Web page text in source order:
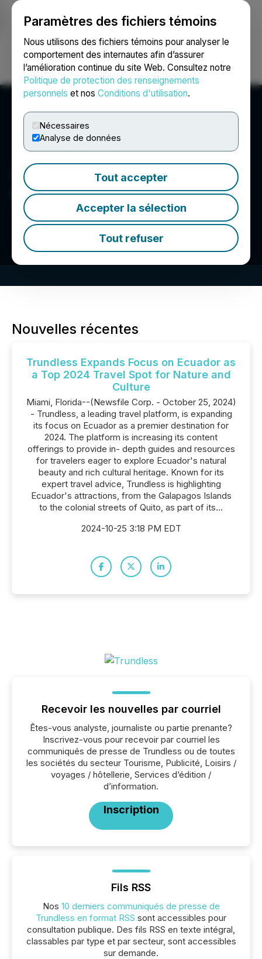
Paramètres des fichiers témoins
Nous utilisons des fichiers témoins pour analyser le
comportement des internautes afin d’assurer
l’amélioration continue du site Web. Consultez notre
Politique de protection des renseignements
personnels et nos Conditions d'utilisation.
Nécessaires
Analyse de données
Tout accepter
Accepter la sélection
Tout refuser
Ouvrir une session Recherche English
Trundless
Nouvelles récentes
Trundless Expands Focus on Ecuador as
a Top 2024 Travel Spot for Nature and
Culture
Miami, Florida--(Newsfile Corp. - October 25, 2024)
- Trundless, a leading travel platform, is expanding
its focus on Ecuador as a premier destination for
2024. The platform is increasing its content
offerings to provide in- depth guides and resources
for travelers eager to explore Ecuador's natural
beauty and rich cultural heritage. Known for its
expert travel advice, Trundless is highlighting
Ecuador's attractions, from the Galapagos Islands
to the colonial streets of Quito, as part of its...
2024-10-25 3:18 PM EDT
Recevoir les nouvelles par courriel
Êtes-vous analyste, journaliste ou partie prenante?
Inscrivez-vous pour recevoir par courriel les
communiqués de presse de Trundless ou de toutes
les sociétés du secteur Tourisme, Publicité, Loisirs /
voyages / hôtellerie, Services d’édition /
d’information.
Inscription
Fils RSS
Nos 10 derniers communiqués de presse de
Trundless en format RSS sont accessibles pour
consultation publique. Des fils RSS en texte intégral,
classables par type et par secteur, sont accessibles
sur demande.